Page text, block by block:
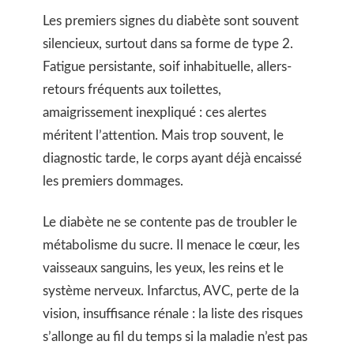
Les premiers signes du diabète sont souvent
silencieux, surtout dans sa forme de type 2.
Fatigue persistante, soif inhabituelle, allers-
retours fréquents aux toilettes,
amaigrissement inexpliqué : ces alertes
méritent l’attention. Mais trop souvent, le
diagnostic tarde, le corps ayant déjà encaissé
les premiers dommages.
Le diabète ne se contente pas de troubler le
métabolisme du sucre. Il menace le cœur, les
vaisseaux sanguins, les yeux, les reins et le
système nerveux. Infarctus, AVC, perte de la
vision, insuffisance rénale : la liste des risques
s’allonge au fil du temps si la maladie n’est pas